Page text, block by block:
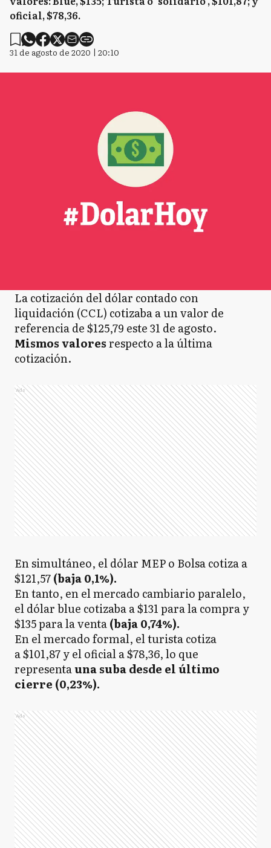
oficial, $78,36.
31 de agosto de 2020 | 20:10
La cotización del dólar contado con
liquidación (CCL) cotizaba a un valor de
referencia de $125,79 este 31 de agosto.
Mismos valoresrespecto a la última
cotización.
Ads
En simultáneo, el dólar MEP o Bolsa cotiza a
$121,57(baja 0,1%).
En tanto, en el mercado cambiario paralelo,
el dólar blue cotizaba a $131 para la compra y
$135 para la venta(baja 0,74%).
En el mercado formal, el turista cotiza
a $101,87 y el oficial a $78,36, lo que
representauna suba desde el último
cierre (0,23%).
Ads